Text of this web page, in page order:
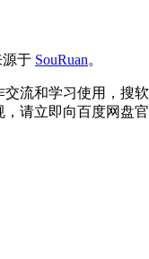
源于 SouRuan。
流和学习使用，
请立即向百度网盘